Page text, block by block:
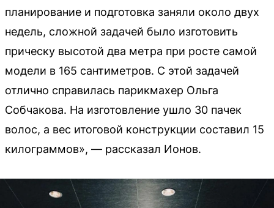
планирование и подготовка заняли около двух
недель, сложной задачей было изготовить
прическу высотой два метра при росте самой
модели в 165 сантиметров. С этой задачей
отлично справилась парикмахер Ольга
Собчакова. На изготовление ушло 30 пачек
волос, а вес итоговой конструкции составил 15
килограммов», — рассказал Ионов.